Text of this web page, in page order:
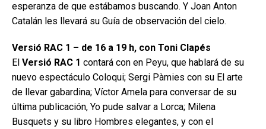
esperanza de que estábamos buscando. Y Joan Anton
Catalán les llevará su Guía de observación del cielo.
Versió RAC 1 – de 16 a 19 h, con Toni Clapés
El Versió RAC 1 contará con en Peyu, que hablará de su
nuevo espectáculo Coloqui; Sergi Pàmies con su El arte
de llevar gabardina; Víctor Amela para conversar de su
última publicación, Yo pude salvar a Lorca; Milena
Busquets y su libro Hombres elegantes, y con el